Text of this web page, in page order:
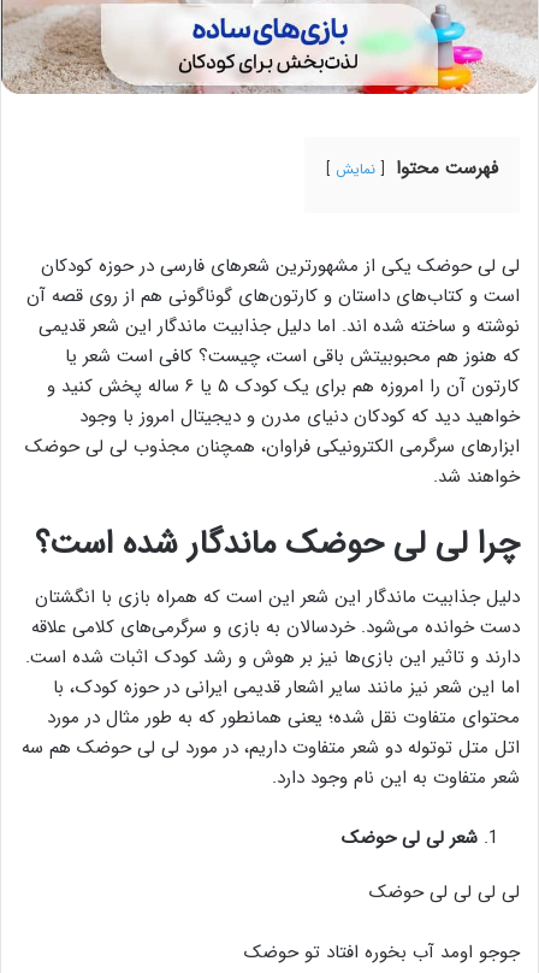
فهرست محتوا نمایش
لی لی حوضک یکی از مشهورترین شعرهای فارسی در حوزه کودکان
است و کتاب‌های داستان و کارتون‌های‌ گوناگونی هم از روی قصه آن
نوشته و ساخته شده اند. اما دلیل جذابیت ماندگار این شعر قدیمی
که هنوز هم محبوبیتش باقی است، چیست؟ کافی است شعر یا
کارتون آن را امروزه هم برای یک کودک ۵ یا ۶ ساله پخش کنید و
خواهید دید که کودکان دنیای مدرن و دیجیتال امروز با وجود
ابزارهای سرگرمی الکترونیکی فراوان، همچنان مجذوب لی لی حوضک
خواهند شد.
چرا لی لی حوضک ماندگار شده است؟
دلیل جذابیت ماندگار این شعر این است که همراه بازی با انگشتان
دست خوانده می‌شود. خردسالان به بازی و سرگرمی‌های کلامی علاقه
دارند و تاثیر این بازی‌ها نیز بر هوش و رشد کودک اثبات شده است.
اما این شعر نیز مانند سایر اشعار قدیمی ایرانی در حوزه کودک، با
محتوای متفاوت نقل شده؛ یعنی همانطور که به طور مثال در مورد
اتل متل توتوله دو شعر متفاوت داریم، در مورد لی لی حوضک هم سه
شعر متفاوت به این نام وجود دارد.
شعر لی لی حوضک
لی لی لی لی حوضک
جوجو اومد آب بخوره افتاد تو حوضک